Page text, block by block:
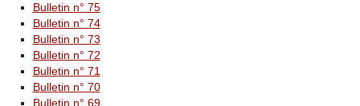
Bulletin n° 75
Bulletin n° 74
Bulletin n° 73
Bulletin n° 72
Bulletin n° 71
Bulletin n° 70
Bulletin n° 69